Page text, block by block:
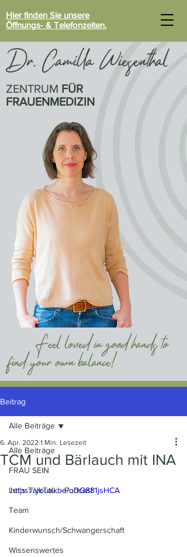
Hier finden Sie unsere
Öffnungs- & Telefonzeiten.
ZENTRUM FÜR
FRAUENMEDIZIN
Beitrag
Alle Beiträge
FRAU SEIN
Let's TalkTalk - Podcast
Team
Kinderwunsch/Schwangerschaft
Wissenswertes
Alle Beiträge
TCM und Bärlauch mit INA
6. Apr. 2022 1 Min. Lesezeit
https://youtu.be/uDG881jsHCA